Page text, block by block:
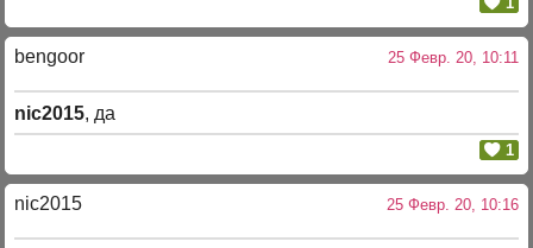
bengoor 25 Февр. 20, 10:11
nic2015, да
1
nic2015 25 Февр. 20, 10:16